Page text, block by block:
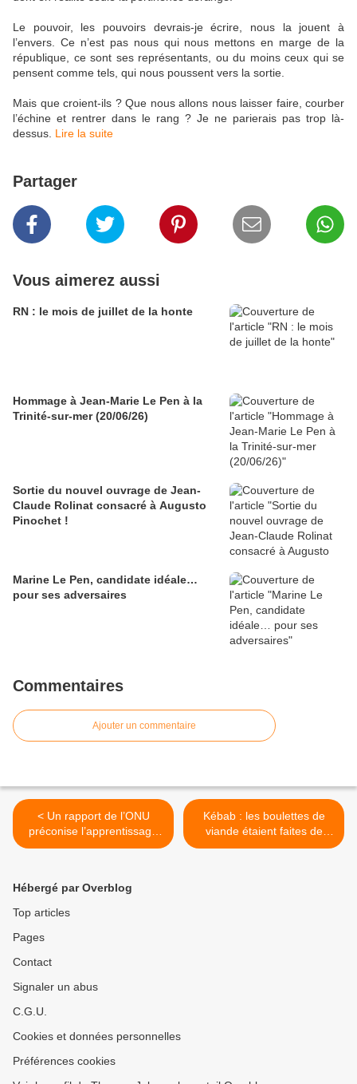
Le pouvoir, les pouvoirs devrais-je écrire, nous la jouent à
l’envers. Ce n’est pas nous qui nous mettons en marge de la
république, ce sont ses représentants, ou du moins ceux qui se
pensent comme tels, qui nous poussent vers la sortie.
Mais que croient-ils ? Que nous allons nous laisser faire, courber
l’échine et rentrer dans le rang ? Je ne parierais pas trop là-
dessus. Lire la suite
Partager
Vous aimerez aussi
RN : le mois de juillet de la honte
Hommage à Jean-Marie Le Pen à la
Trinité-sur-mer (20/06/26)
Sortie du nouvel ouvrage de Jean-
Claude Rolinat consacré à Augusto
Pinochet !
Marine Le Pen, candidate idéale…
pour ses adversaires
Commentaires
Ajouter un commentaire
< Un rapport de l’ONU
préconise l’apprentissage
de la masturbation aux
Kébab : les boulettes de
viande étaient faites de
patée pour chiens… >
Hébergé par Overblog
Top articles
Pages
Contact
Signaler un abus
C.G.U.
Cookies et données personnelles
Préférences cookies